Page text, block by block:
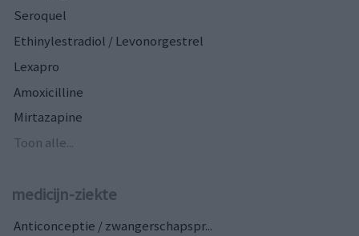
Seroquel
Ethinylestradiol / Levonorgestrel
Lexapro
Amoxicilline
Mirtazapine
Toon alle...
medicijn-ziekte
Anticonceptie / zwangerschapspr...